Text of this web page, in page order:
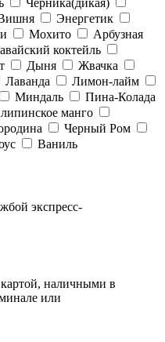
Черника(дикая)
Энергетик
Мохито
Арбузная
коктейль
Дыня
Жвачка
Лаванда
Лимон-лайм
Миндаль
Пина-Колада
манго
Черный Ром
Ваниль
экспресс-
картой, наличными в
или